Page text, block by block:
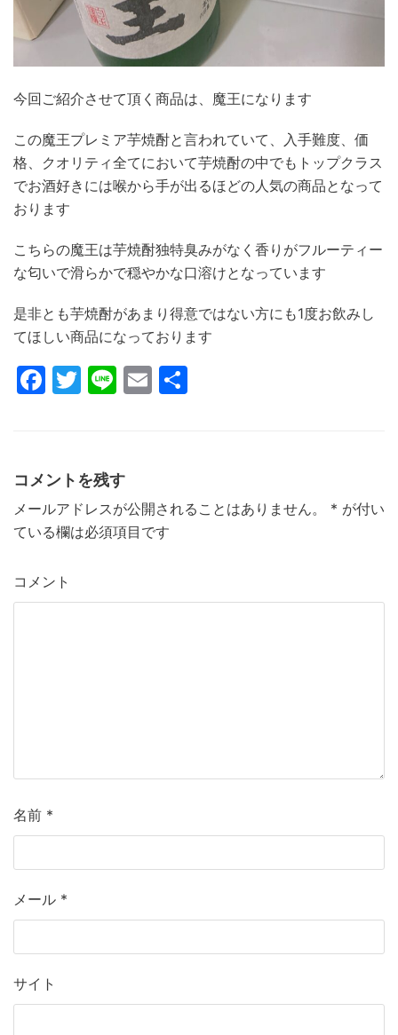
今回ご紹介させて頂く商品は、魔王になります
この魔王プレミア芋焼酎と言われていて、入手難度、価
格、クオリティ全てにおいて芋焼酎の中でもトップクラス
でお酒好きには喉から手が出るほどの人気の商品となって
おります
こちらの魔王は芋焼酎独特臭みがなく香りがフルーティー
な匂いで滑らかで穏やかな口溶けとなっています
是非とも芋焼酎があまり得意ではない方にも1度お飲みし
てほしい商品になっております
F
e
b
o
o
k
T
er
Li E
コメントを残す
メールアドレスが公開されることはありません。 * が付い
ている欄は必須項目です
コメント
名前 *
メール *
サイト